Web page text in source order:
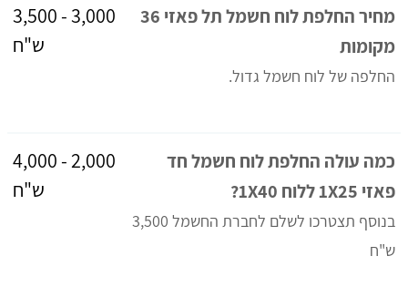
מחיר החלפת לוח חשמל תל פאזי 36
מקומות
החלפה של לוח חשמל גדול.
3,000 - 3,500
ש"ח
כמה עולה החלפת לוח חשמל חד
פאזי 1X25 ללוח 1X40?
בנוסף תצטרכו לשלם לחברת החשמל 3,500
ש"ח
2,000 - 4,000
ש"ח